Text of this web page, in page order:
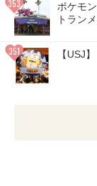
ポケモ
トラン
【USJ